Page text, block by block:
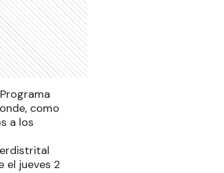
como
a los
el jueves 2